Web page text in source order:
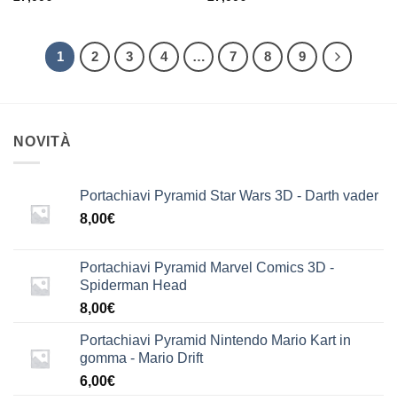
1 2 3 4 … 7 8 9
NOVITÀ
Portachiavi Pyramid Star Wars 3D - Darth vader
8,00€
Portachiavi Pyramid Marvel Comics 3D -
Spiderman Head
8,00€
Portachiavi Pyramid Nintendo Mario Kart in
gomma - Mario Drift
6,00€